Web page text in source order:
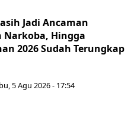
Jadi Ancaman
Narkoba, Hingga
2026 Sudah Terungkap
5 Agu 2026 - 17:54